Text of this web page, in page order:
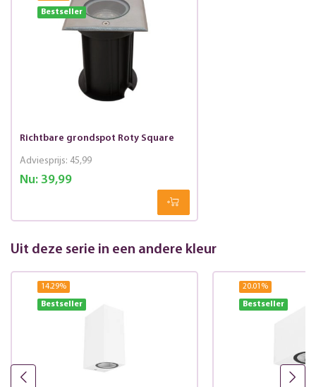
Bestseller
Richtbare grondspot Roty Square
Nu:39,99
Adviesprijs: 45,99
Uit deze serie in een andere kleur
14.29%
Bestseller
20.01 %
Bestseller